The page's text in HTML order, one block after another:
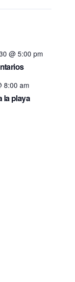
@ 5:00 pm
8:00 am
la playa